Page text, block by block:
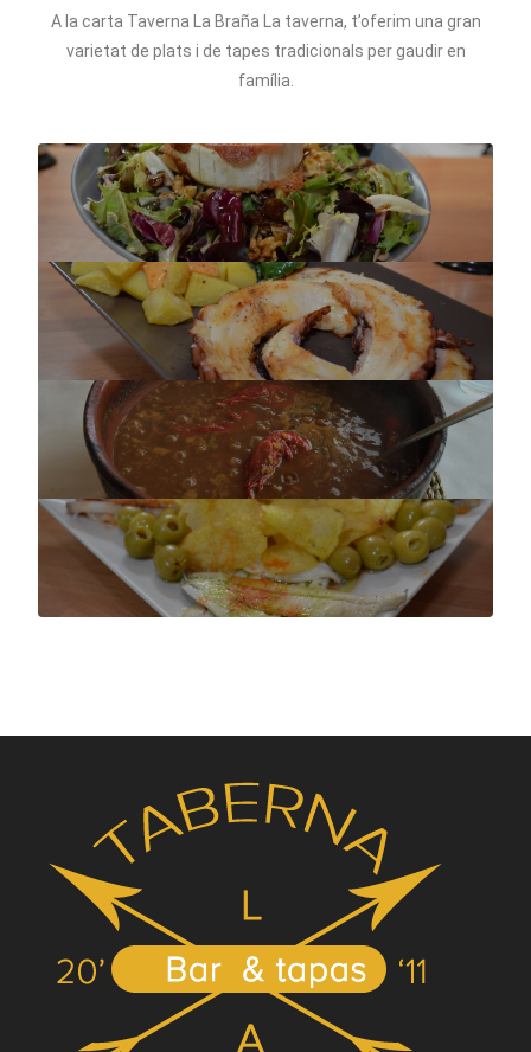
A la carta Taverna La Braña La taverna, t’oferim una gran
varietat de plats i de tapes tradicionals per gaudir en
família.